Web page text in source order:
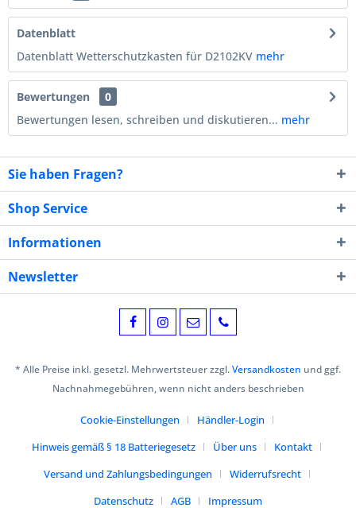
Datenblatt
Datenblatt Wetterschutzkasten für D2102KV mehr
Bewertungen
0
Bewertungen lesen, schreiben und diskutieren... mehr
Sie haben Fragen?
Shop Service
Informationen
Newsletter
* Alle Preise inkl. gesetzl. Mehrwertsteuer zzgl.Versandkosten und ggf.
Nachnahmegebühren, wenn nicht anders beschrieben
Cookie-Einstellungen
Händler-Login
Hinweis gemäß § 18 Batteriegesetz
Über uns
Kontakt
Versand und Zahlungsbedingungen
Widerrufsrecht
Datenschutz
AGB Impressum